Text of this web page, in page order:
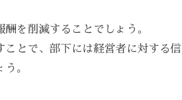
を削減することでしょう。
とで、部下には経営者に対する信
。